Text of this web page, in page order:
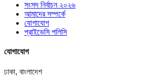
সংসদ নির্বাচন ২০২৬
আমাদের সম্পর্কে
যোগাযোগ
প্রাইভেসি পলিসি
যোগাযোগ
ঢাকা, বাংলাদেশ